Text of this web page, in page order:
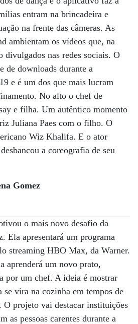
entram na brincadeira e
na frente das câmeras. As
ambientam os vídeos que, na
divulgados nas redes sociais. O
de downloads durante a
e é um dos que mais lucram
No alto o chef de
e filha. Um autêntico momento
Juliana Paes com o filho. O
Wiz Khalifa. E o ator
a coreografia de seu
Gomez
o mais novo desafio da
Ela apresentará um programa
streaming HBO Max, da Warner.
aprenderá um novo prato,
por um chef. A ideia é mostrar
se vira na cozinha em tempos de
O projeto vai destacar instituições
as pessoas carentes durante a